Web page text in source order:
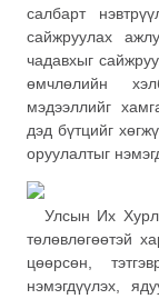
салбарт
сайжруулах
чадавхыг
өмчлөлийн
мэдээллийг
дэд бүтцийг
оруулалтыг
Улсын Их
төлөвлөгөөтэй
цөөрсөн,
нэмэгдүүлэх,